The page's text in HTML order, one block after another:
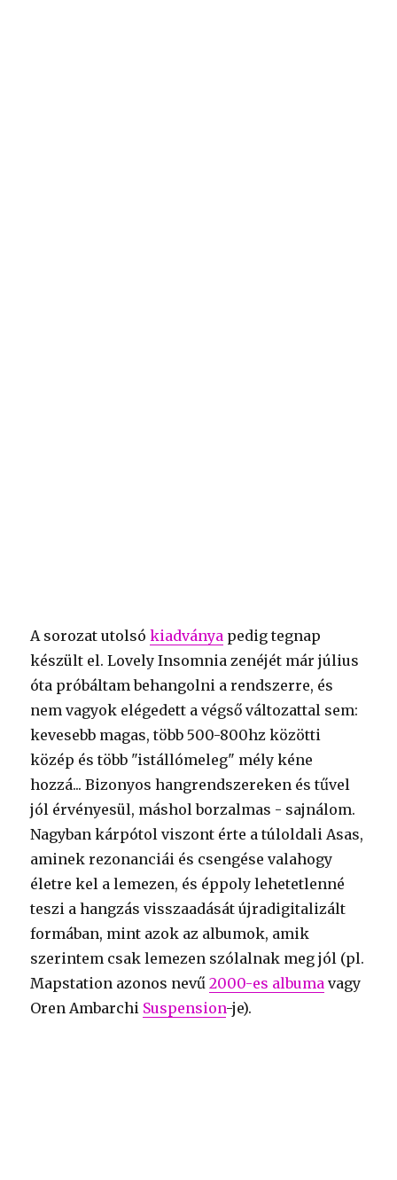
A sorozat utolsókiadványa pedig tegnap
készült el. Lovely Insomnia zenéjét már július
óta próbáltam behangolni a rendszerre, és
nem vagyok elégedett a végső változattal sem:
kevesebb magas, több 500-800hz közötti
közép és több "istállómeleg" mély kéne
hozzá... Bizonyos hangrendszereken és tűvel
jól érvényesül, máshol borzalmas - sajnálom.
Nagyban kárpótol viszont érte a túloldali Asas,
aminek rezonanciái és csengése valahogy
életre kel a lemezen, és éppoly lehetetlenné
teszi a hangzás visszaadását újradigitalizált
formában, mint azok az albumok, amik
szerintem csak lemezen szólalnak meg jól (pl.
Mapstation azonos nevű2000-es albuma vagy
Oren Ambarchi Suspension-je).